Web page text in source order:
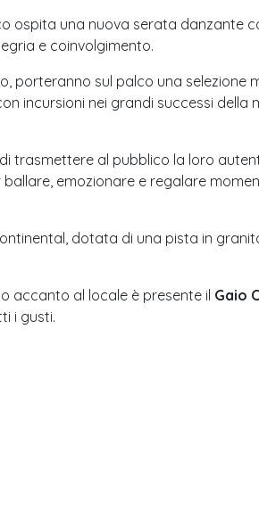
ospita una nuova serata danzante
e coinvolgimento.
porteranno sul palco una selezione
incursioni nei grandi successi della
trasmettere al pubblico la loro
emozionare e regalare
dotata di una pista in
accanto al locale è presente il Gaio
i gusti.